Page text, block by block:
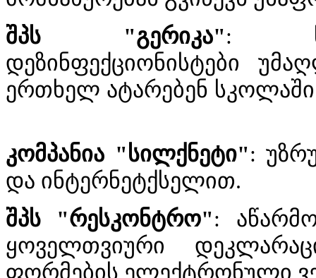
შპს "გერიკა" :
დეზინფექციონისტები
ერთხელ ატარებენ სკოლაში
კომპანია "სილქნეტი" :
და ინტერნეტქსელით.
შპს "რესკონტრო" :
ყოველთვიური
ფორმების ელექტრონული